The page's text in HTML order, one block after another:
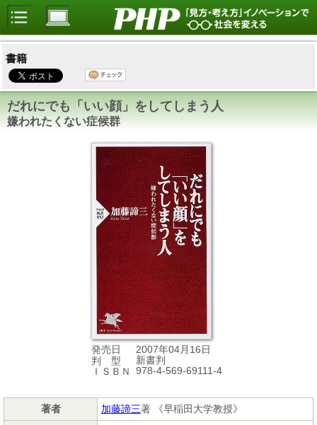
書籍
だれにでも「いい顔」をしてしまう人
嫌われたくない症候群
発売日
2007年04月16日
判 型
新書判
ＩＳＢＮ
978-4-569-69111-4
著者 加藤諦三著 《早稲田大学教授》